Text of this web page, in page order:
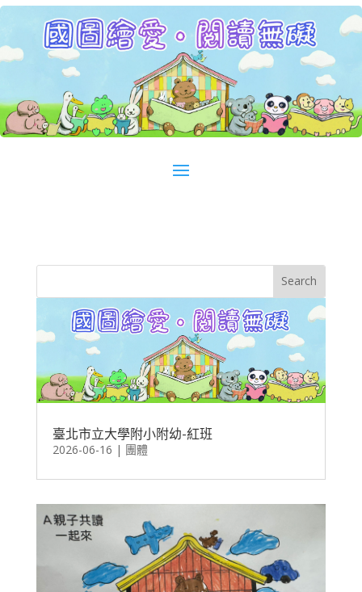
臺北市立大學附小附幼-紅班
2026-06-16 | 團體